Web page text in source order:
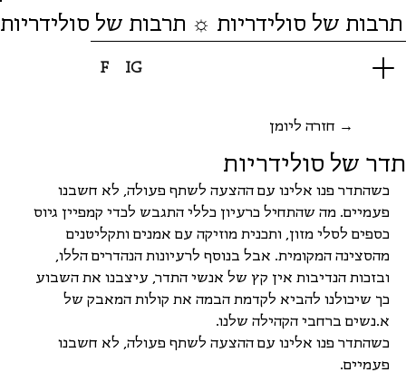
F IG
של סולידריות ☼ תרבות של סולידריות
תדר של סולידריות
כשהתדר פנו אלינו עם ההצעה לשתף פעולה, לא חשבנו
פעמיים. מה שהתחיל כרעיון כללי התגבש לכדי קמפיין גיוס
כספים לסלי מזון, ותכנית מוזיקה עם אמנים ותקליטנים
מהסצינה המקומית. אבל בנוסף לרעיונות הנהדרים הללו,
ובזכות הנדיבות אין קץ של אנשי התדר, עיצבנו את השבוע
כך שיכולנו להביא לקדמת הבמה את קולות המאבק של
א.נשים ברחבי הקהילה שלנו.
כשהתדר פנו אלינו עם ההצעה לשתף פעולה, לא חשבנו
פעמיים.
חזרה ליומן →